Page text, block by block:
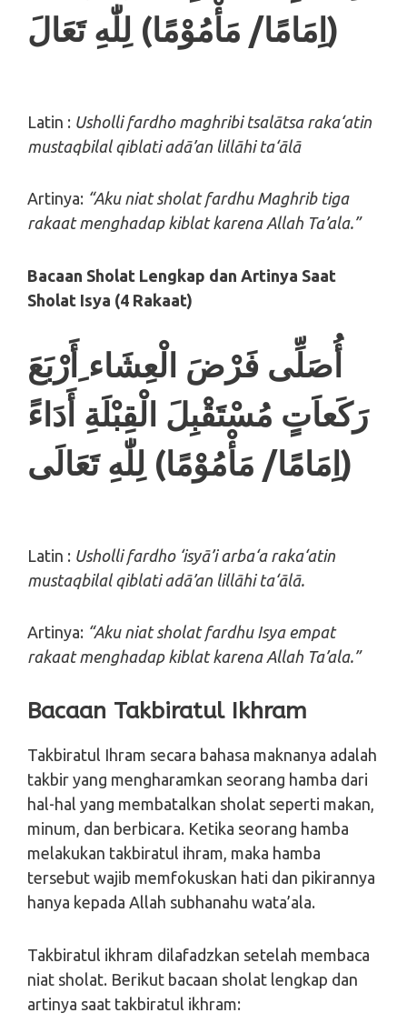
(اِمَامًا/ مَأْمُوْمًا) لِلّٰهِ تَعَالَ
Latin : Usholli fardho maghribi tsalātsa raka‘atin
mustaqbilal qiblati adā’an lillāhi ta‘ālā
Artinya: “Aku niat sholat fardhu Maghrib tiga
rakaat menghadap kiblat karena Allah Ta’ala.”
Bacaan Sholat Lengkap dan Artinya Saat
Sholat Isya (4 Rakaat)
أُصَلِّى فَرْضَ الْعِشَاء ِأَرْبَعَ
رَكَعاَتٍ مُسْتَقْبِلَ الْقِبْلَةِ أَدَاءً
(اِمَامًا/ مَأْمُوْمًا) لِلّٰهِ تَعَالَى
Latin : Usholli fardho ‘isyā’i arba‘a raka‘atin
mustaqbilal qiblati adā’an lillāhi ta‘ālā.
Artinya: “Aku niat sholat fardhu Isya empat
rakaat menghadap kiblat karena Allah Ta’ala.”
Bacaan Takbiratul Ikhram
Takbiratul Ihram secara bahasa maknanya adalah
takbir yang mengharamkan seorang hamba dari
hal-hal yang membatalkan sholat seperti makan,
minum, dan berbicara. Ketika seorang hamba
melakukan takbiratul ihram, maka hamba
tersebut wajib memfokuskan hati dan pikirannya
hanya kepada Allah subhanahu wata’ala.
Takbiratul ikhram dilafadzkan setelah membaca
niat sholat. Berikut bacaan sholat lengkap dan
artinya saat takbiratul ikhram: